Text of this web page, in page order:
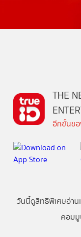
THE
อีกขั้นขอ
วันนี้ดูสิทธิพิเศษอ่าน
คอม